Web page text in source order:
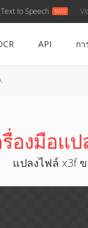
Text to Speech
API กา
รื่องมือแป
แปลงไฟล์ x3f